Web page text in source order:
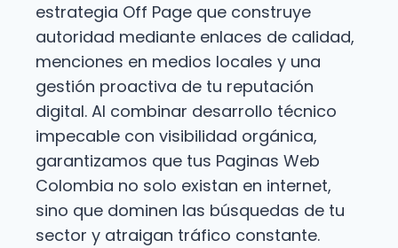
estrategia Off Page que construye
autoridad mediante enlaces de calidad,
menciones en medios locales y una
gestión proactiva de tu reputación
digital. Al combinar desarrollo técnico
impecable con visibilidad orgánica,
garantizamos que tus Paginas Web
Colombia no solo existan en internet,
sino que dominen las búsquedas de tu
sector y atraigan tráfico constante.